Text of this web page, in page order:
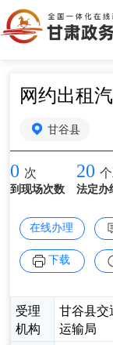
网约出租
甘谷县
0 次
到现场次数
20
法定办
在线办理
下载
受理
机构
甘谷县交
运输局